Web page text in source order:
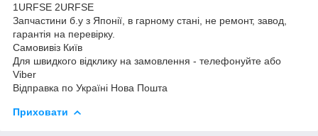
1URFSE 2URFSE
Запчастини б.у з Японії, в гарному стані, не ремонт, завод,
гарантія на перевірку.
Самовивіз Київ
Для швидкого відклику на замовлення - телефонуйте або
Viber
Відправка по Україні Нова Пошта
Приховати